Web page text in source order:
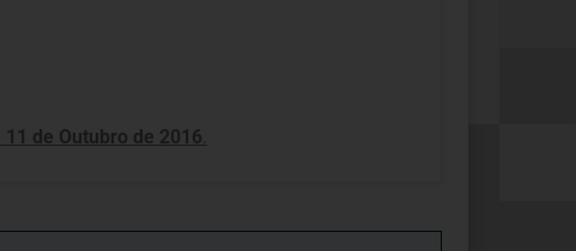
11 de Outubro de 2016